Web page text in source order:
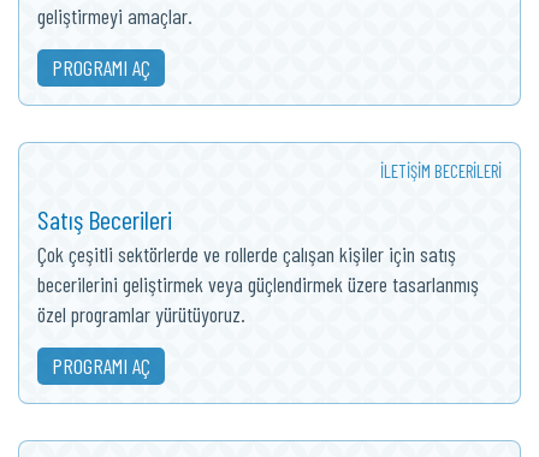
geliştirmeyi amaçlar.
PROGRAMI AÇ
İLETIŞIM BECERILERI
Satış Becerileri
Çok çeşitli sektörlerde ve rollerde çalışan kişiler için satış
becerilerini geliştirmek veya güçlendirmek üzere tasarlanmış
özel programlar yürütüyoruz.
PROGRAMI AÇ